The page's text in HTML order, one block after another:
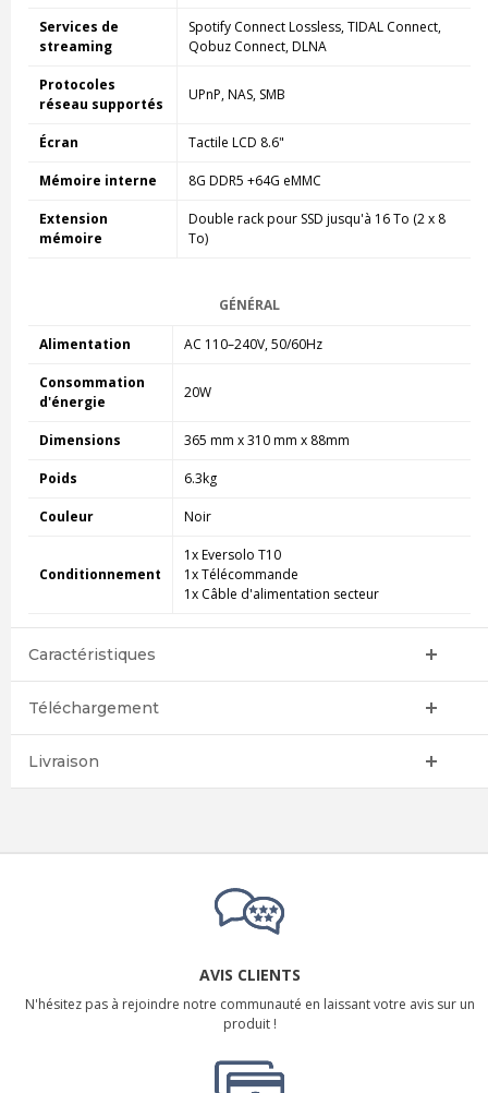
Services de
streaming
Spotify Connect Lossless, TIDAL Connect,
Qobuz Connect, DLNA
Protocoles
réseau supportés
UPnP, NAS, SMB
Écran Tactile LCD 8.6"
Mémoire interne 8G DDR5 +64G eMMC
Extension
mémoire
Double rack pour SSD jusqu'à 16 To (2 x 8
To)
GÉNÉRAL
Alimentation AC 110–240V, 50/60Hz
Consommation
d'énergie
20W
Dimensions 365 mm x 310 mm x 88mm
Poids 6.3kg
Couleur Noir
Conditionnement
1x Eversolo T10
1x Télécommande
1x Câble d'alimentation secteur
Caractéristiques
Téléchargement
Livraison
AVIS CLIENTS
N'hésitez pas à rejoindre notre communauté en laissant votre avis sur un
produit !